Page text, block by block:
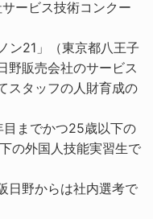
ービス技術コンクー
ン21」（東京都八王子
野販売会社のサービス
スタッフの人財育成の
までかつ25歳以下の
の外国人技能実習生で
日野からは社内選考で